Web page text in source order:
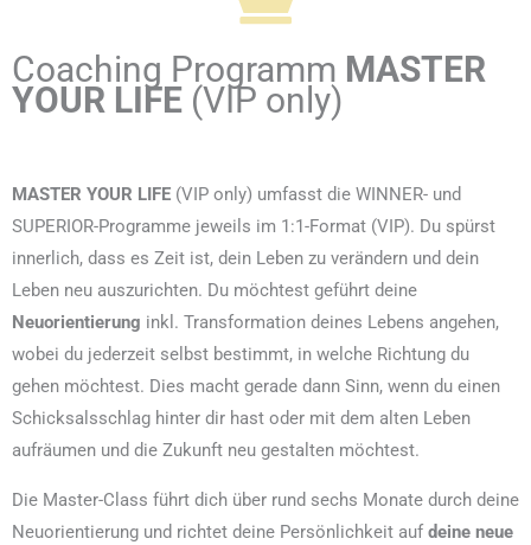
Coaching Programm MASTER
YOUR LIFE (VIP only)
MASTER YOUR LIFE (VIP only) umfasst die WINNER- und
SUPERIOR-Programme jeweils im 1:1-Format (VIP). Du spürst
innerlich, dass es Zeit ist, dein Leben zu verändern und dein
Leben neu auszurichten. Du möchtest geführt deine
Neuorientierung inkl. Transformation deines Lebens angehen,
wobei du jederzeit selbst bestimmt, in welche Richtung du
gehen möchtest. Dies macht gerade dann Sinn, wenn du einen
Schicksalsschlag hinter dir hast oder mit dem alten Leben
aufräumen und die Zukunft neu gestalten möchtest.
Die Master-Class führt dich über rund sechs Monate durch deine
Neuorientierung und richtet deine Persönlichkeit auf deine neue